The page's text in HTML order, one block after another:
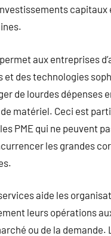
capitaux
aux entreprises
et des technologies
de lourdes dépenses
matériel. Ceci est
PME qui ne peuvent
les grandes
aide les
leurs opérations
ou de la demande.